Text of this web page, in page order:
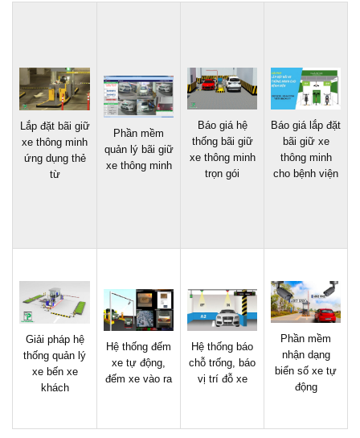
Lắp đặt bãi giữ
xe thông minh
ứng dụng thẻ
từ
Phần mềm
quản lý bãi giữ
xe thông minh
Báo giá hệ
thống bãi giữ
xe thông minh
trọn gói
Báo giá lắp đặt
bãi giữ xe
thông minh
cho bệnh viện
Giải pháp hệ
thống quản lý
xe bến xe
khách
Hệ thống đếm
xe tự động,
đếm xe vào ra
Hệ thống báo
chỗ trống, báo
vị trí đỗ xe
Phần mềm
nhận dạng
biển số xe tự
động